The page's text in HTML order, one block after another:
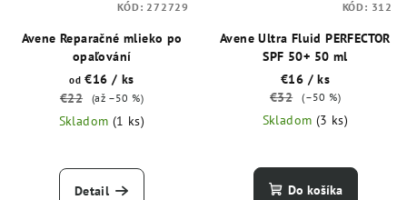
Avene Reparačné mlieko po
opaľování
od €16/ ks
€22
(až –50 %)
Skladom (1 ks)
Detail
KÓD: 272729
Avene Ultra Fluid PERFECTOR
SPF 50+ 50 ml
€16 / ks
€32
(–50 %)
Skladom (3 ks)
Do košíka
KÓD: 312